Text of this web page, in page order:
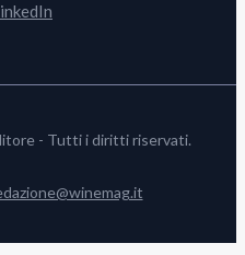
- Tutti i diritti riservati.